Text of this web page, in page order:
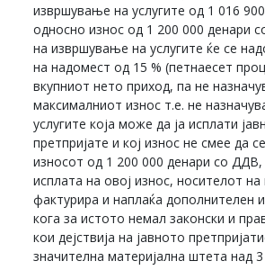
извршување на услугите од 1 016
односно износ од 1 200 000 денари
на извршување на услугите ќе се
на надомест од 15 % (петнаесет
вкупниот нето приход, па не
максималниот износ т.е. не
услугите која може да ја исплати
претпријате и кој износ не смее да
износот од 1 200 000 денари со
исплата на овој износ, носителот
фактурира и наплаќа дополнителен
кога за истото немал законски и
кои дејствија на јавното
значителна материјална штета над